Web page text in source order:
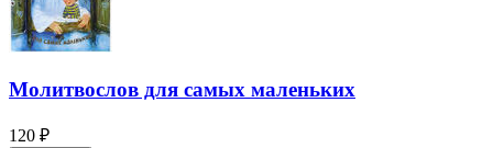
Молитвослов для самых маленьких
120 ₽